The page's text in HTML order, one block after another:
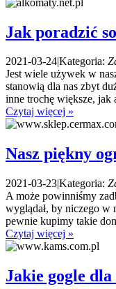
Jak poradzić
2021-03-24|Kategoria:
Jest wiele używek w
stanowią dla nas zbyt
inne trochę większe, jak
Czytaj więcej »
Nasz piękny
2021-03-23|Kategoria:
A może powinniśmy
wyglądał, by niczego w
pewnie kupimy takie
Czytaj więcej »
Jakie gogle